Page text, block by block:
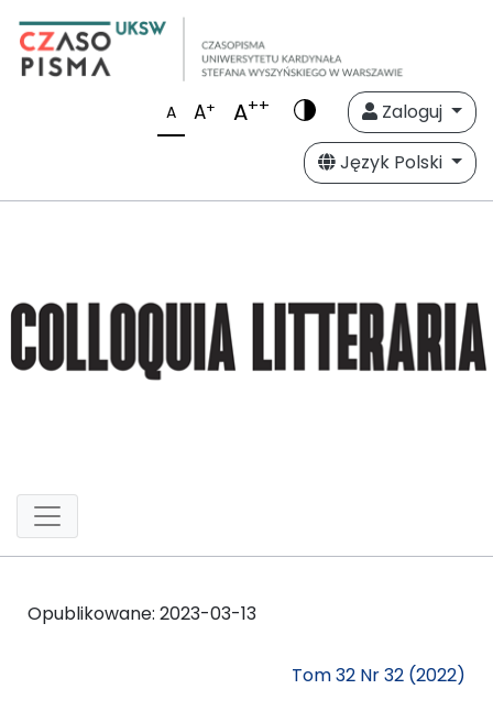
A A+ A++
Zaloguj
Język Polski
Opublikowane: 2023-03-13
Tom 32 Nr 32 (2022)